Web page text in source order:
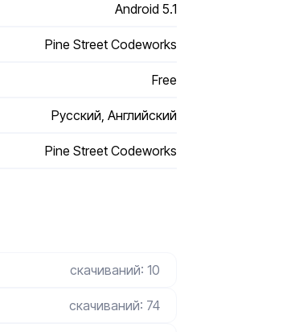
Android 5.1
Pine Street Codeworks
Free
Русский, Английский
Pine Street Codeworks
скачиваний: 10
скачиваний: 74